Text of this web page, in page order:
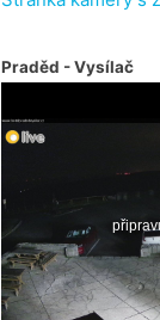
Praděd - Vysílač